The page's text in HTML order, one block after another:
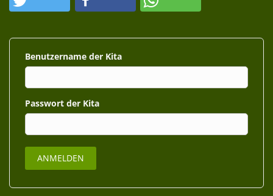
Benutzername
Passwort